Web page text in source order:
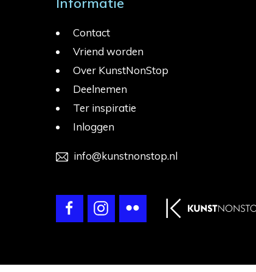
Contact
Vriend worden
Over KunstNonStop
Deelnemen
Ter inspiratie
Inloggen
info@kunstnonstop.nl